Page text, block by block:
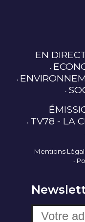
EN
TV78 - LA
Mentions